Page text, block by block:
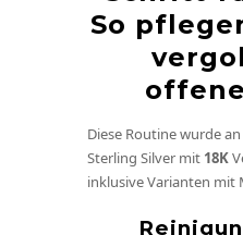
So
Diese Routine wurde
Sterling Silver mit 18K
inklusive Varianten mit